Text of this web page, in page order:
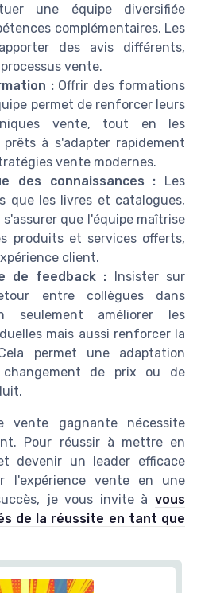
une équipe diversifiée
complémentaires. Les
des avis différents,
vente.
:Offrir des formations
permet de renforcer leurs
vente, tout en les
à s'adapter rapidement
vente modernes.
des connaissances : Les
que les livres et catalogues,
que l'équipe maîtrise
produits et services offerts,
client.
de feedback : Insister sur
entre collègues dans
seulement améliorer les
mais aussi renforcer la
permet une adaptation
de prix ou de
vente gagnante nécessite
Pour réussir à mettre en
devenir un leader efficace
l'expérience vente en une
je vous invite à vous
de la réussite en tant que